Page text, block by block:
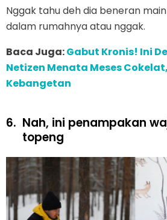
Nggak tahu deh dia beneran main
dalam rumahnya atau nggak.
Baca Juga:Gabut Kronis! Ini
Netizen Menata Meses
Kebangetan
6. Nah, ini penampakan
topeng